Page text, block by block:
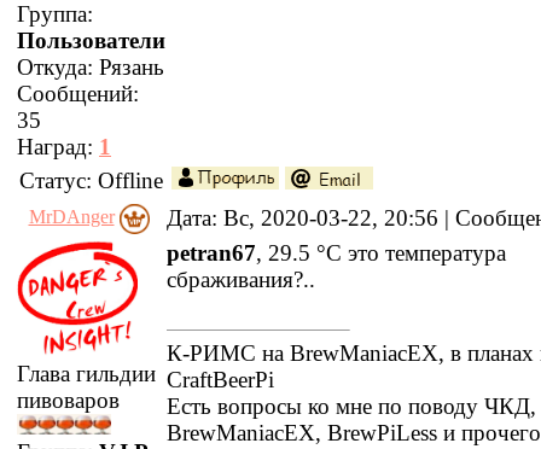
Группа:
Пользователи
Откуда: Рязань
Сообщений:
35
Наград: 1
Статус: Offline
MrDAnger Дата: Вс, 2020-03-22, 20:56 |
Глава гильдии
пивоваров
petran67, 29.5 °С это температура
сбраживания?..
К-РИМС на BrewManiacEX, в планах
CraftBeerPi
Есть вопросы ко мне по поводу
BrewManiacEX, BrewPiLess и